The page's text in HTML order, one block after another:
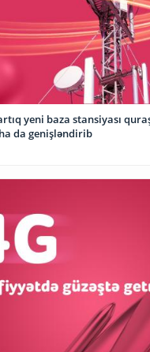
yeni baza stansiyası
da genişləndirib